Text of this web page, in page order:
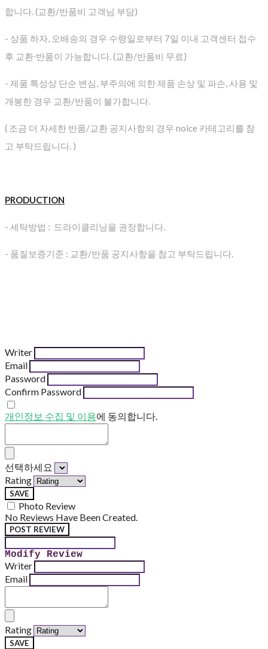
합니다. (교환/반품비 고객님 부담)
- 상품 하자, 오배송의 경우 수령일로부터 7일 이내 고객센터 접수
후 교환∙반품이 가능합니다. (교환/반품비 무료)
- 제품 특성상 단순 변심, 부주의에 의한 제품 손상 및 파손, 사용 및
개봉한 경우 교환/반품이 불가합니다.
( 조금 더 자세한 반품/교환 공지사항의 경우 noice 카테고리를 참
고 부탁드립니다. )
PRODUCTION
- 세탁방법 : 드라이클리닝을 권장합니다.
- 품질보증기준 : 교환/반품 공지사항을 참고 부탁드립니다.
Writer
Email
Password
Confirm Password
개인정보 수집 및 이용에 동의합니다.
선택하세요
Rating
SAVE
Photo Review
No Reviews Have Been Created.
POST REVIEW
Modify Review
Writer
Email
Rating
SAVE